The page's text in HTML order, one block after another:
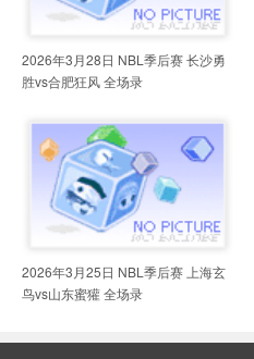
2026年3月28日 NBL季后赛 长沙勇
胜vs合肥狂风 全场录
2026年3月25日 NBL季后赛 上海玄
鸟vs山东蜜獾 全场录